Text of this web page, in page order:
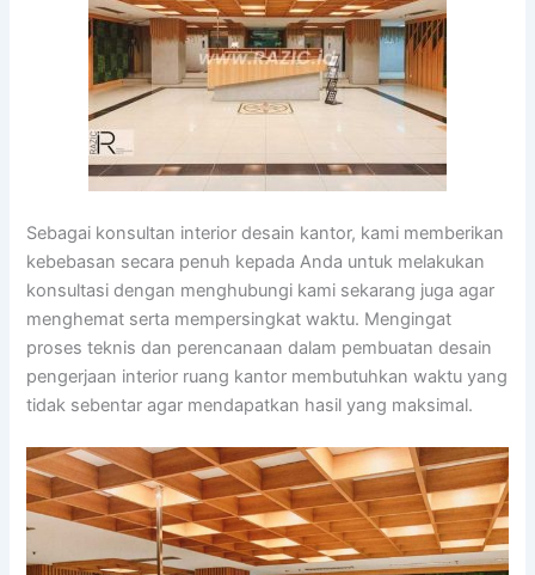
Sebagai konsultan interior desain kantor, kami memberikan
kebebasan secara penuh kepada Anda untuk melakukan
konsultasi dengan menghubungi kami sekarang juga agar
menghemat serta mempersingkat waktu. Mengingat
proses teknis dan perencanaan dalam pembuatan desain
pengerjaan interior ruang kantor membutuhkan waktu yang
tidak sebentar agar mendapatkan hasil yang maksimal.